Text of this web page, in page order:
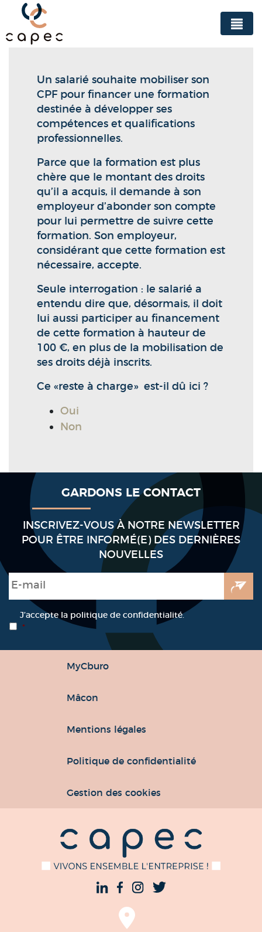
Panneau de gestion des cookies
Un salarié souhaite mobiliser son
CPF pour financer une formation
destinée à développer ses
compétences et qualifications
professionnelles.
Parce que la formation est plus
chère que le montant des droits
qu’il a acquis, il demande à son
employeur d’abonder son compte
pour lui permettre de suivre cette
formation. Son employeur,
considérant que cette formation est
nécessaire, accepte.
Seule interrogation : le salarié a
entendu dire que, désormais, il doit
lui aussi participer au financement
de cette formation à hauteur de
100 €, en plus de la mobilisation de
ses droits déjà inscrits.
Ce «reste à charge» est-il dû ici ?
Oui
Non
GARDONS LE CONTACT
INSCRIVEZ-VOUS À NOTRE NEWSLETTER
POUR ÊTRE INFORMÉ(E) DES DERNIÈRES
NOUVELLES
E-mail
RGPD *
J’accepte la politique de confidentialité.
*
MyCburo
Mâcon
Mentions légales
Politique de confidentialité
Gestion des cookies